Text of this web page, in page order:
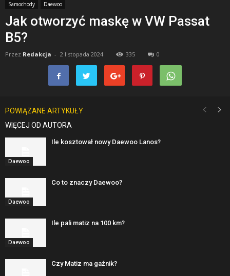
Samochody Daewoo
Jak otworzyć maskę w VW Passat
B5?
Przez Redakcja - 2 listopada 2024 335 0
POWIĄZANE ARTYKUŁY
WIĘCEJ OD AUTORA
Daewoo
Ile kosztował nowy Daewoo Lanos?
Daewoo
Co to znaczy Daewoo?
Daewoo
Ile pali matiz na 100 km?
Czy Matiz ma gaźnik?